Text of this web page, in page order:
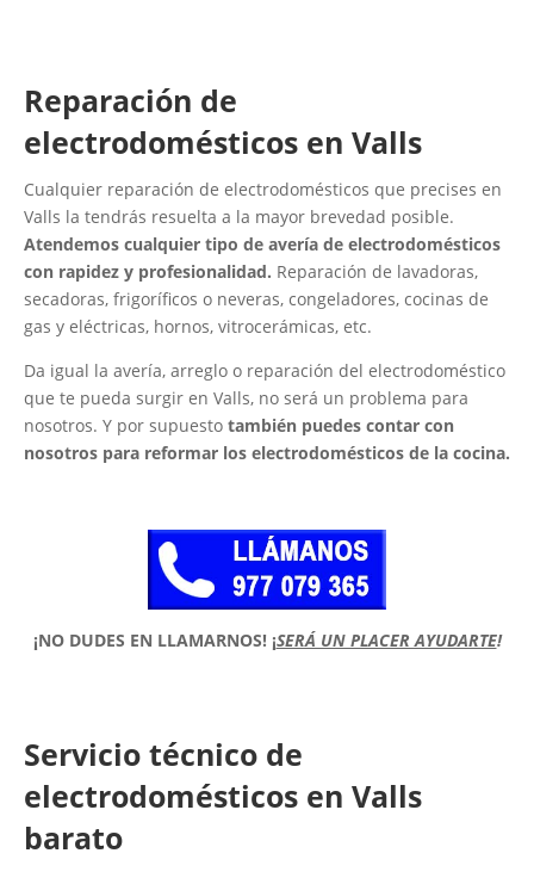
Reparación de
electrodomésticos en Valls
Cualquier reparación de electrodomésticos que precises en
Valls la tendrás resuelta a la mayor brevedad posible.
Atendemos cualquier tipo de avería de electrodomésticos
con rapidez y profesionalidad. Reparación de lavadoras,
secadoras, frigoríficos o neveras, congeladores, cocinas de
gas y eléctricas, hornos, vitrocerámicas, etc.
Da igual la avería, arreglo o reparación del electrodoméstico
que te pueda surgir en Valls, no será un problema para
nosotros. Y por supuesto también puedes contar con
nosotros para reformar los electrodomésticos de la cocina.
¡NO DUDES EN LLAMARNOS! ¡SERÁ UN PLACER AYUDARTE!
Servicio técnico de
electrodomésticos en Valls
barato